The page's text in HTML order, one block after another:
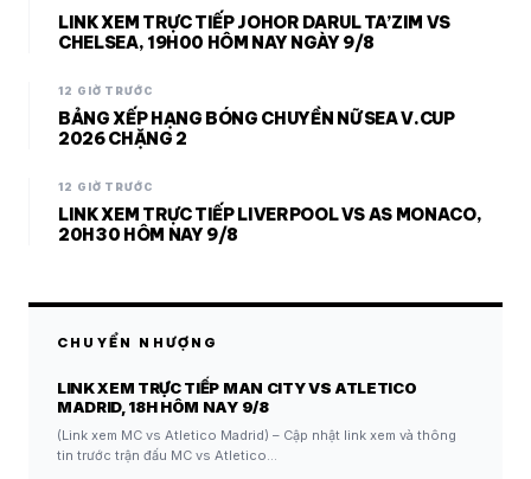
LINK XEM TRỰC TIẾP JOHOR DARUL TA’ZIM VS
CHELSEA, 19H00 HÔM NAY NGÀY 9/8
12 GIỜ TRƯỚC
BẢNG XẾP HẠNG BÓNG CHUYỀN NỮ SEA V.CUP
2026 CHẶNG 2
12 GIỜ TRƯỚC
LINK XEM TRỰC TIẾP LIVERPOOL VS AS MONACO,
20H30 HÔM NAY 9/8
CHUYỂN NHƯỢNG
LINK XEM TRỰC TIẾP MAN CITY VS ATLETICO
MADRID, 18H HÔM NAY 9/8
(Link xem MC vs Atletico Madrid) – Cập nhật link xem và thông
tin trước trận đấu MC vs Atletico…